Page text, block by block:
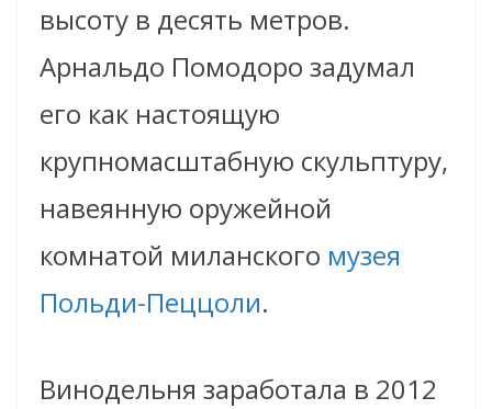
высоту в десять метров.
Арнальдо Помодоро задумал
его как настоящую
крупномасштабную скульптуру,
навеянную оружейной
комнатой миланского музея
Польди-Пеццоли.
Винодельня заработала в 2012